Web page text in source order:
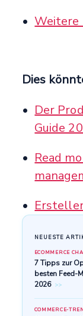
Weitere
Dies
Der
Guide
Read